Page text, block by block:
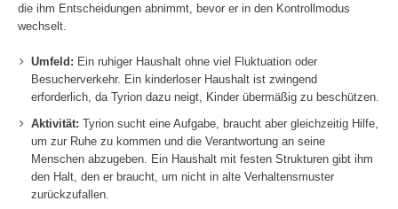
die ihm Entscheidungen abnimmt, bevor er in den Kontrollmodus
wechselt.
Umfeld: Ein ruhiger Haushalt ohne viel Fluktuation oder
Besucherverkehr. Ein kinderloser Haushalt ist zwingend
erforderlich, da Tyrion dazu neigt, Kinder übermäßig zu beschützen.
Aktivität: Tyrion sucht eine Aufgabe, braucht aber gleichzeitig Hilfe,
um zur Ruhe zu kommen und die Verantwortung an seine
Menschen abzugeben. Ein Haushalt mit festen Strukturen gibt ihm
den Halt, den er braucht, um nicht in alte Verhaltensmuster
zurückzufallen.